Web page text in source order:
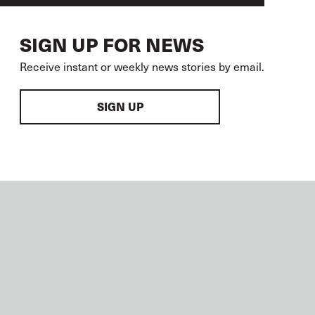
SIGN UP FOR NEWS
Receive instant or weekly news stories by email.
SIGN UP